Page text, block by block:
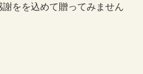
をを込めて贈ってみません